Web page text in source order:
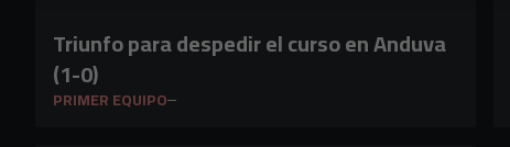
Triunfo para despedir el curso en Anduva
(1-0)
PRIMER EQUIPO